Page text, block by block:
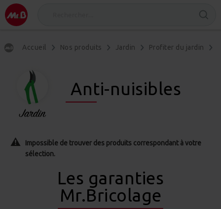
Accueil Nos produits Jardin Profiter du jardin
Anti-nuisibles
Impossible de trouver des produits correspondant à votre
sélection.
Les garanties
Mr.Bricolage